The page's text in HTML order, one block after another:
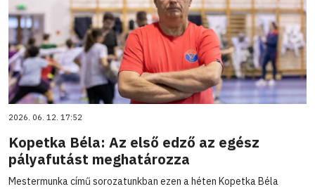
2026. 06. 12. 17:52
Kopetka Béla: Az első edző az egész
pályafutást meghatározza
Mestermunka című sorozatunkban ezen a héten Kopetka Béla